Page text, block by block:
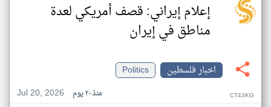
إعلام إيراني: قصف أمريكي لعدة
مناطق في إيران
اخبار فلسطين
Politics
Jul 20, 2026
منذ ٢٠ يوم CT43KG